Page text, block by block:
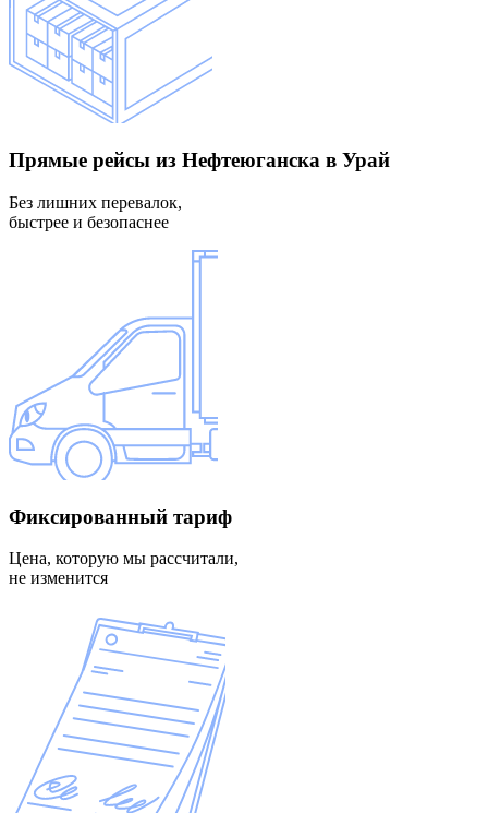
Прямые рейсы из Нефтеюганска в Урай
Без лишних перевалок,
быстрее и безопаснее
Фиксированный тариф
Цена, которую мы рассчитали,
не изменится